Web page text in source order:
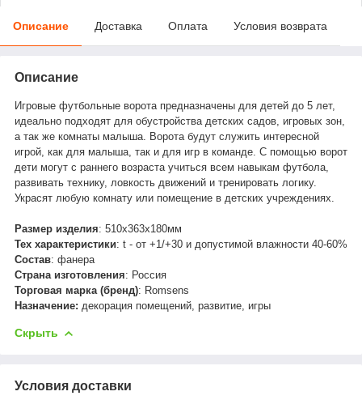
Описание Доставка Оплата Условия возврата
Описание
Игровые футбольные ворота предназначены для детей до 5 лет,
идеально подходят для обустройства детских садов, игровых зон,
а так же комнаты малыша. Ворота будут служить интересной
игрой, как для малыша, так и для игр в команде. С помощью ворот
дети могут с раннего возраста учиться всем навыкам футбола,
развивать технику, ловкость движений и тренировать логику.
Украсят любую комнату или помещение в детских учреждениях.
Размер изделия: 510х363х180мм
Тех характеристики: t - от +1/+30 и допустимой влажности 40-60%
Состав: фанера
Страна изготовления: Россия
Торговая марка (бренд): Romsens
Назначение: декорация помещений, развитие, игры
Скрыть
Условия доставки